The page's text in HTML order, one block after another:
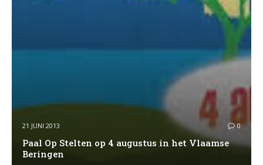
21 JUNI 2013 0
Paal Op Stelten op 4 augustus in het Vlaamse
Beringen